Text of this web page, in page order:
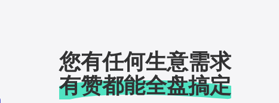
您有任何生意需求
有赞都能全盘搞定